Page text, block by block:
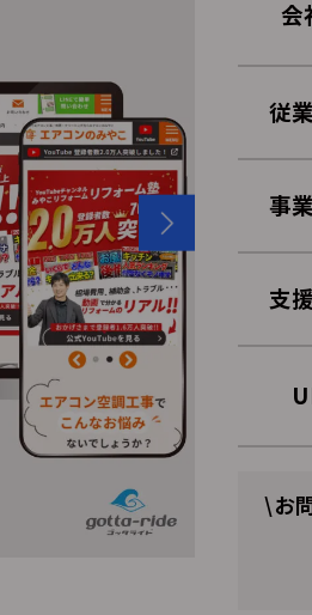
会
従
事
支
\お